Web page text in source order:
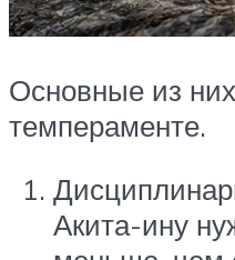
Основные из
темпераменте.
Акита-ину